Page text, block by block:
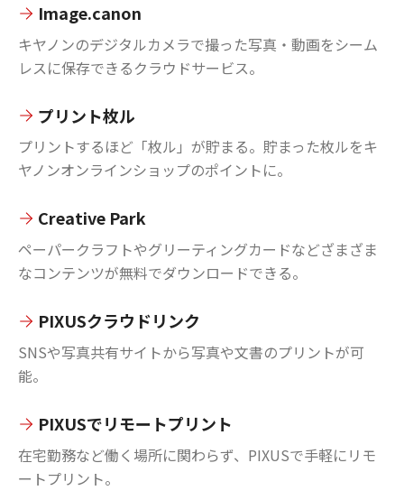
Image.canon
キヤノンのデジタルカメラで撮った写真・動画をシーム
レスに保存できるクラウドサービス。
プリント枚ル
プリントするほど「枚ル」が貯まる。貯まった枚ルをキ
ヤノンオンラインショップのポイントに。
Creative Park
ペーパークラフトやグリーティングカードなどざまざま
なコンテンツが無料でダウンロードできる。
PIXUSクラウドリンク
SNSや写真共有サイトから写真や文書のプリントが可
能。
PIXUSでリモートプリント
在宅勤務など働く場所に関わらず、PIXUSで手軽にリモ
ートプリント。